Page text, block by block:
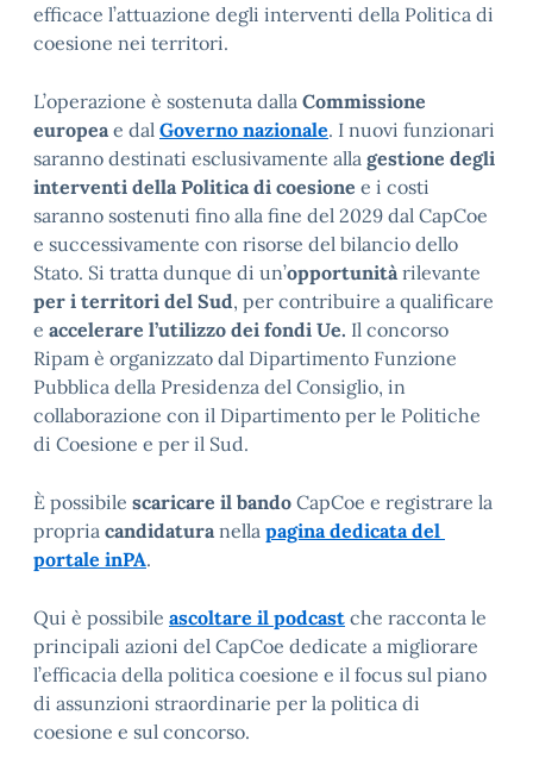
efficace l’attuazione degli interventi della Politica di
coesione nei territori.
L’operazione è sostenuta dalla Commissione
europea e dal Governo nazionale. I nuovi funzionari
saranno destinati esclusivamente alla gestione degli
interventi della Politica di coesione e i costi
saranno sostenuti fino alla fine del 2029 dal CapCoe
e successivamente con risorse del bilancio dello
Stato. Si tratta dunque di un’opportunità rilevante
per i territori del Sud, per contribuire a qualificare
e accelerare l’utilizzo dei fondi Ue. Il concorso
Ripam è organizzato dal Dipartimento Funzione
Pubblica della Presidenza del Consiglio, in
collaborazione con il Dipartimento per le Politiche
di Coesione e per il Sud.
È possibile scaricare il bando CapCoe e registrare la
propria candidatura nella pagina dedicata del
portale inPA.
Qui è possibile ascoltare il podcast che racconta le
principali azioni del CapCoe dedicate a migliorare
l’efficacia della politica coesione e il focus sul piano
di assunzioni straordinarie per la politica di
coesione e sul concorso.